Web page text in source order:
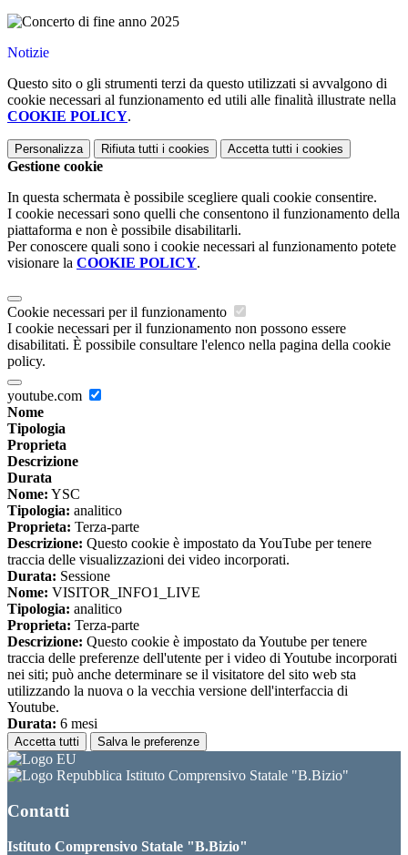
Notizie
Questo sito o gli strumenti terzi da questo utilizzati si avvalgono di
cookie necessari al funzionamento ed utili alle finalità illustrate nella
COOKIE POLICY.
Personalizza Rifiuta tutti i cookies Accetta tutti i cookies
Gestione cookie
In questa schermata è possibile scegliere quali cookie consentire.
I cookie necessari sono quelli che consentono il funzionamento della
piattaforma e non è possibile disabilitarli.
Per conoscere quali sono i cookie necessari al funzionamento potete
visionare la COOKIE POLICY.
Cookie necessari per il funzionamento
I cookie necessari per il funzionamento non possono essere
disabilitati. È possibile consultare l'elenco nella pagina della cookie
policy.
youtube.com
Nome
Tipologia
Proprieta
Descrizione
Durata
Nome: YSC
Tipologia: analitico
Proprieta: Terza-parte
Descrizione: Questo cookie è impostato da YouTube per tenere
traccia delle visualizzazioni dei video incorporati.
Durata: Sessione
Nome: VISITOR_INFO1_LIVE
Tipologia: analitico
Proprieta: Terza-parte
Descrizione: Questo cookie è impostato da Youtube per tenere
traccia delle preferenze dell'utente per i video di Youtube incorporati
nei siti; può anche determinare se il visitatore del sito web sta
utilizzando la nuova o la vecchia versione dell'interfaccia di
Youtube.
Durata: 6 mesi
Accetta tutti Salva le preferenze
Istituto Comprensivo Statale "B.Bizio"
Contatti
Istituto Comprensivo Statale "B.Bizio"